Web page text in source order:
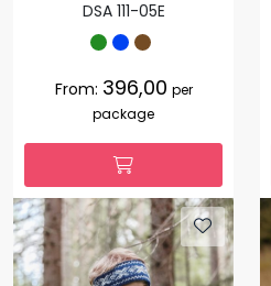
DSA 111-05E
From: 396,00 per
package